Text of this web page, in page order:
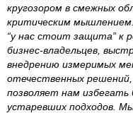
кругозором в смежных
критическим
“у нас стоит защита” к
бизнес-владельцев,
внедрению измеримых
отечественных
позволяет нам избегать
устаревших подходов.